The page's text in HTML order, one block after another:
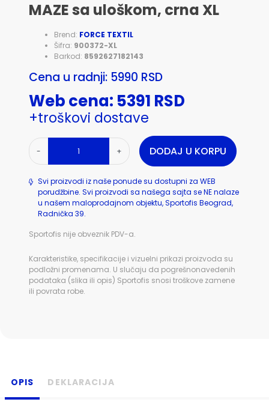
MAZE sa uloškom, crna XL
Brend: FORCE TEXTIL
Šifra: 900372-XL
Barkod: 8592627182143
Cena u radnji: 5990 RSD
Web cena: 5391 RSD
+troškovi dostave
- + DODAJ U KORPU
Svi proizvodi iz naše ponude su dostupni za WEB
porudžbine. Svi proizvodi sa našega sajta se NE nalaze
u našem maloprodajnom objektu, Sportofis Beograd,
Radnička 39.
Sportofis nije obveznik PDV-a.
Karakteristike, specifikacije i vizuelni prikazi proizvoda su
podložni promenama. U slučaju da pogrešnonavedenih
podataka (slika ili opis) Sportofis snosi troškove zamene
ili povrata robe.
OPIS DEKLARACIJA